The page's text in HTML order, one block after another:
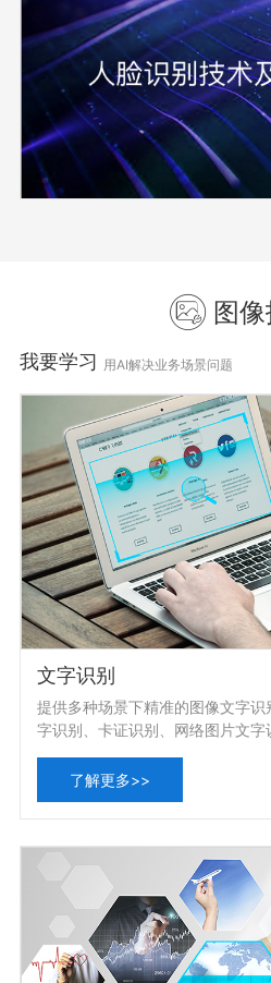
图
我要学习 用AI解决业务场景问题
文字识别
提供多种场景下精准的图像文字
字识别、卡证识别、网络图片文字
了解更多>>